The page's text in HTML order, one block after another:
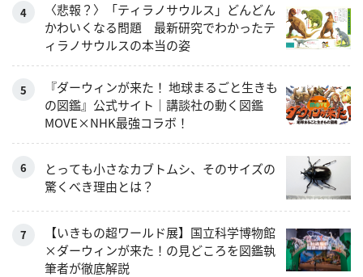
〈悲報？〉「ティラノサウルス」どんどん
かわいくなる問題 最新研究でわかったテ
ィラノサウルスの本当の姿
『ダーウィンが来た！ 地球まるごと生きも
の図鑑』公式サイト｜講談社の動く図鑑
MOVE×NHK最強コラボ！
とっても小さなカブトムシ、そのサイズの
驚くべき理由とは？
【いきもの超ワールド展】国立科学博物館
×ダーウィンが来た！の見どころを図鑑執
筆者が徹底解説